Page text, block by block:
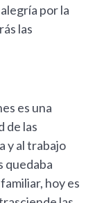
por la
las
es una
de las
y al trabajo
quedaba
hoy es